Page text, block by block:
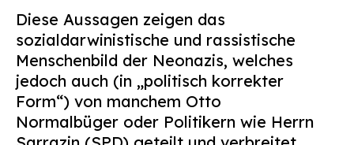
Diese Aussagen zeigen das
sozialdarwinistische und rassistische
Menschenbild der Neonazis, welches
jedoch auch (in „politisch korrekter
Form“) von manchem Otto
Normalbüger oder Politikern wie Herrn